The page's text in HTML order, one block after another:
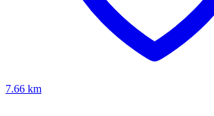
7.66 km